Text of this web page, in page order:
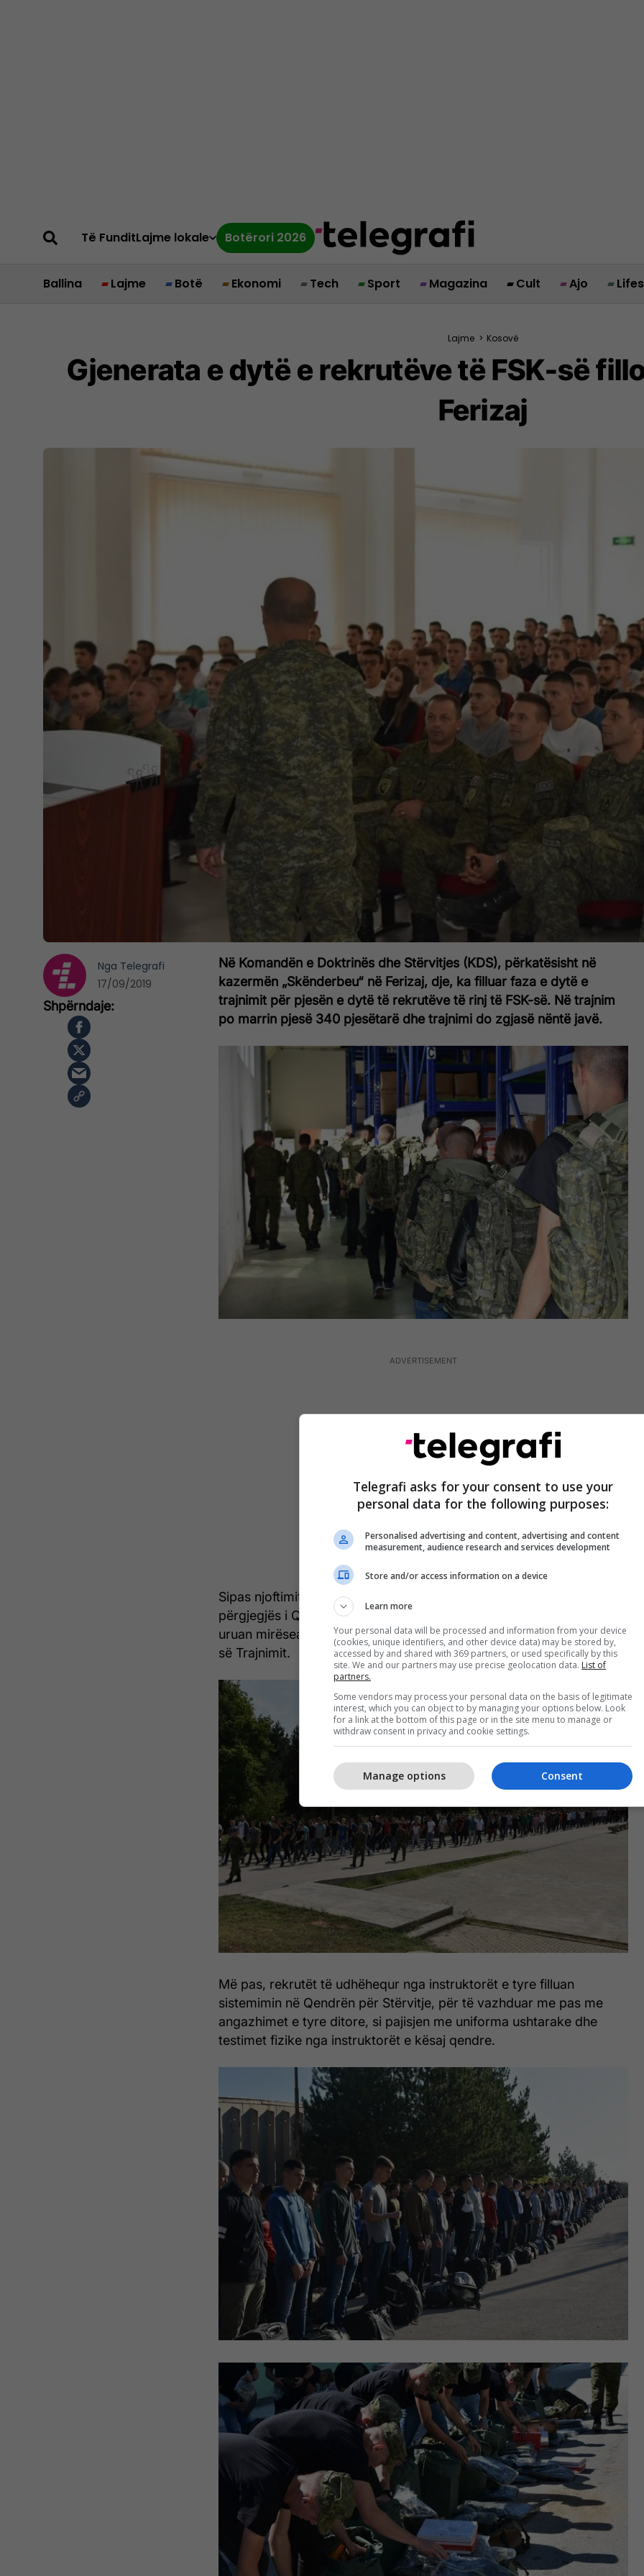
Të FunditLajme lokale Botërori 2026
Ballina Lajme Botë Ekonomi Tech Sport Magazina Cult Ajo
Lajme > Kosovë
Gjenerata e dytë e rekrutëve të FSK-së
Ferizaj
Në Komandën e Doktrinës dhe Stërvitjes (KDS), përkatësisht në
kazermën „Skënderbeu“ në Ferizaj, dje, ka filluar faza e dytë e
trajnimit për pjesën e dytë të rekrutëve të rinj të FSK-së. Në trajnim
po marrin pjesë 340 pjesëtarë dhe trajnimi do zgjasë nëntë javë.
Sipas njoftimit për media rekrutët e rinj u priten nga eprori
përgjegjës i QSB-së dhe komandantët e kompanive, të cilët pasi iu
uruan mirëseardhje i njoftuan me rregullat e përgjithshme të Qendrës
së Trajnimit.
Më pas, rekrutët të udhëhequr nga instruktorët e tyre filluan
sistemimin në Qendrën për Stërvitje, për të vazhduar me pas me
angazhimet e tyre ditore, si pajisjen me uniforma ushtarake dhe
testimet fizike nga instruktorët e kësaj qendre.
Nga Telegrafi
17/09/2019
Telegrafi asks for your consent to use your
personal data for the following purposes:
Personalised advertising and content, advertising and content
measurement, audience research and services development
Store and/or access information on a device
Learn more
Your personal data will be processed and information from your device
(cookies, unique identifiers, and other device data) may be stored by,
accessed by and shared with 369 partners, or used specifically by this
site. We and our partners may use precise geolocation data. List of
partners.
Some vendors may process your personal data on the basis of legitimate
interest, which you can object to by managing your options below. Look
for a link at the bottom of this page or in the site menu to manage or
withdraw consent in privacy and cookie settings.
Consent
Manage options